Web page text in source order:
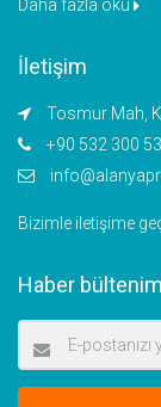
Daha fazla oku
İletişim
Tosmur Mah,
+90 532 300
Bizimle iletişime
Haber